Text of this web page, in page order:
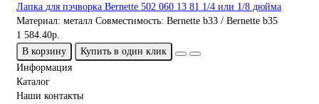
Лапка для пэчворка Bernette 502 060 13 81 1/4 или 1/8 дюйма
Материал: металл Совместимость: Bernette b33 / Bernette b35
1 584.40р.
В корзину
Купить в один клик
Информация
Каталог
Наши контакты